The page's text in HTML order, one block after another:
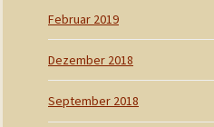
Februar 2019
Dezember 2018
September 2018